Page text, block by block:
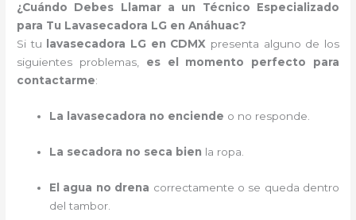
¿Cuándo Debes Llamar a un Técnico Especializado
para Tu Lavasecadora LG en Anáhuac?
Si tu
lavasecadora LG en CDMX presenta alguno de los
siguientes problemas, es el momento perfecto para
contactarme:
La lavasecadora no enciende o no responde.
La secadora no seca bien la ropa.
El agua no drena correctamente o se queda dentro
del tambor.